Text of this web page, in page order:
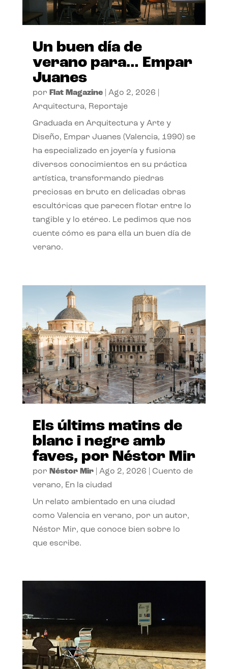
Un buen día de
verano para… Empar
Juanes
por Flat Magazine| Ago 2, 2026
Arquitectura, Reportaje
Graduada en Arquitectura y Arte y
Diseño, Empar Juanes (Valencia, 1990) se
ha especializado en joyería y fusiona
diversos conocimientos en su práctica
artística, transformando piedras
preciosas en bruto en delicadas obras
escultóricas que parecen flotar entre lo
tangible y lo etéreo. Le pedimos que nos
cuente cómo es para ella un buen día de
verano.
Els últims matins de
blanc i negre amb
faves, por Néstor Mir
por Néstor Mir| Ago 2, 2026
Cuento de
verano, En la ciudad
Un relato ambientado en una ciudad
como Valencia en verano, por un autor,
Néstor Mir, que conoce bien sobre lo
que escribe.